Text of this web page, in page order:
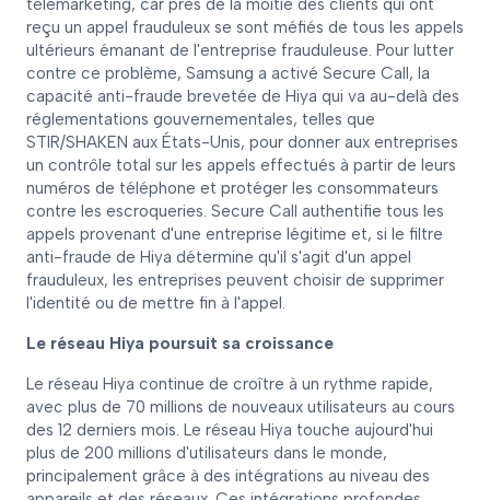
télémarketing, car près de la moitié des clients qui ont
reçu un appel frauduleux se sont méfiés de tous les appels
ultérieurs émanant de l'entreprise frauduleuse. Pour lutter
contre ce problème, Samsung a activé Secure Call, la
capacité anti-fraude brevetée de Hiya qui va au-delà des
réglementations gouvernementales, telles que
STIR/SHAKEN aux États-Unis, pour donner aux entreprises
un contrôle total sur les appels effectués à partir de leurs
numéros de téléphone et protéger les consommateurs
contre les escroqueries. Secure Call authentifie tous les
appels provenant d'une entreprise légitime et, si le filtre
anti-fraude de Hiya détermine qu'il s'agit d'un appel
frauduleux, les entreprises peuvent choisir de supprimer
l'identité ou de mettre fin à l'appel.
Le réseau Hiya poursuit sa croissance
Le réseau Hiya continue de croître à un rythme rapide,
avec plus de 70 millions de nouveaux utilisateurs au cours
des 12 derniers mois. Le réseau Hiya touche aujourd'hui
plus de 200 millions d'utilisateurs dans le monde,
principalement grâce à des intégrations au niveau des